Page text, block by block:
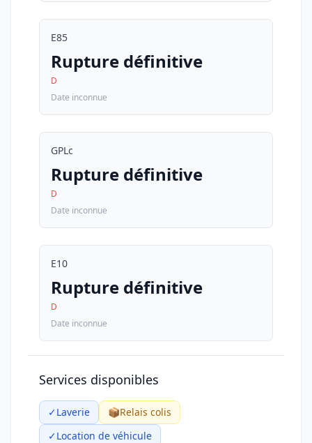
E85
Rupture définitive
D
Date inconnue
GPLc
Rupture définitive
D
Date inconnue
E10
Rupture définitive
D
Date inconnue
Services disponibles
✓Laverie 📦Relais colis
✓Location de véhicule